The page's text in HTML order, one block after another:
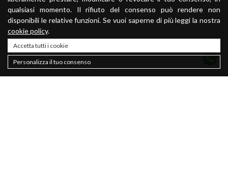
qualsiasi momento. Il rifiuto del consenso può rendere non
disponibili le relative funzioni. Se vuoi saperne di più leggi la nostra
cookie policy.
Accetta tutti i cookie
Personalizza il tuo consenso